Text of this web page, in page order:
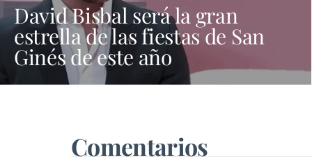
David Bisbal será la gran
estrella de las fiestas de San
Ginés de este año
Comentarios